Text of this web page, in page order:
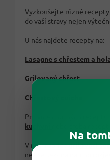
Na
Vyzkoušejte různé
do vaší stravy nejen
U nás najdete recepty na:
Lasagne s chřestem a
Grilovaný chřest
Chřestový quiche
Pro více chutných receptů
kuchyni
V naši rubricegrilovací
než se sezóna naplno